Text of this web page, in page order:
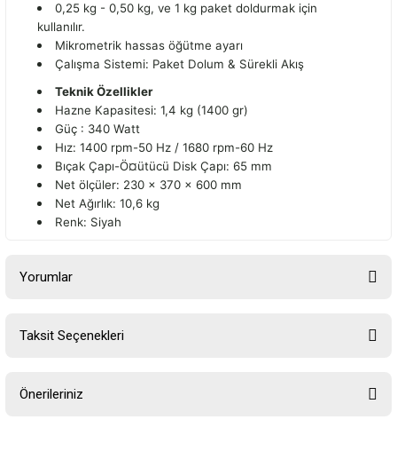
0,25 kg - 0,50 kg, ve 1 kg paket doldurmak için
kullanılır.
Mikrometrik hassas öğütme ayarı
Çalışma Sistemi: Paket Dolum & Sürekli Akış
Teknik Özellikler
Hazne Kapasitesi: 1,4 kg (1400 gr)
Güç : 340 Watt
Hız: 1400 rpm-50 Hz / 1680 rpm-60 Hz
Bıçak Çapı-Ö¤ütücü Disk Çapı: 65 mm
Net ölçüler: 230 x 370 x 600 mm
Net Ağırlık: 10,6 kg
Renk: Siyah
Yorumlar
Taksit Seçenekleri
Önerileriniz